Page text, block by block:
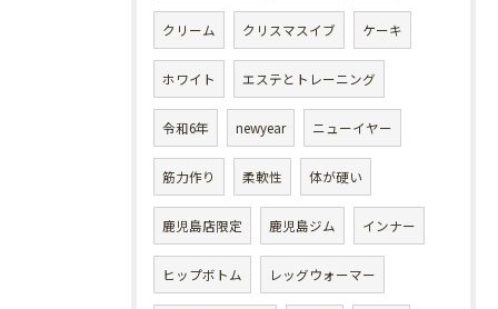
クリーム クリスマスイブ ケーキ
ホワイト エステとトレーニング
令和6年 newyear ニューイヤー
筋力作り 柔軟性 体が硬い
鹿児島店限定 鹿児島ジム インナー
ヒップボトム レッグウォーマー